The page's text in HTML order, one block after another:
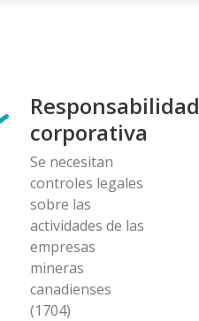
Responsabilidad
corporativa
Se necesitan
controles legales
sobre las
actividades de las
empresas
mineras
canadienses
(1704)